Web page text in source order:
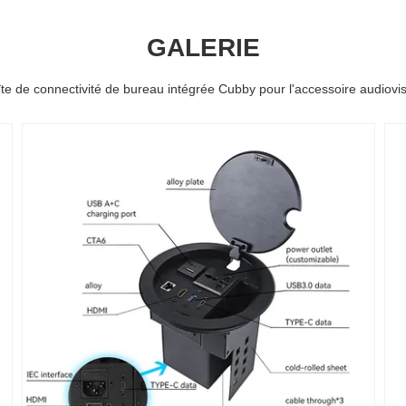
GALERIE
de connectivité de bureau intégrée Cubby pour l'accessoire